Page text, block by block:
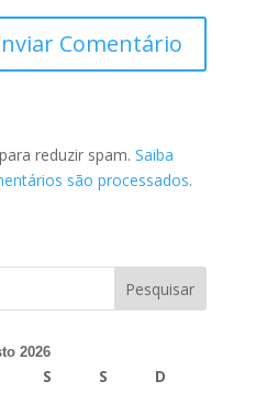
reduzir spam. Saiba
são processados.
2026
S S
D